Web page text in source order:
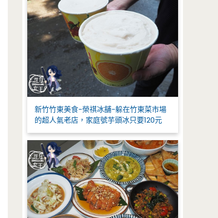
新竹竹東美食-榮祺冰舖-躲在竹東菜市場
的超人氣老店，家庭號芋頭冰只要120元